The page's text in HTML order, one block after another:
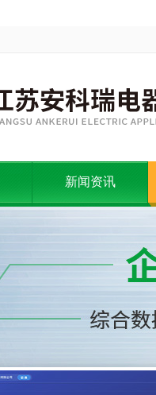
新闻资讯